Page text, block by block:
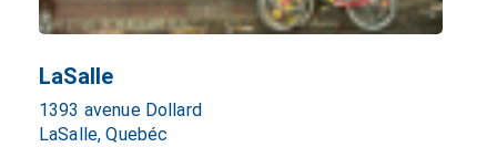
LaSalle
1393 avenue Dollard
LaSalle, Quebéc